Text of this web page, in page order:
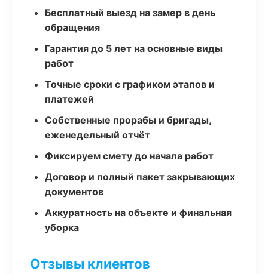
Бесплатный выезд на замер в день
обращения
Гарантия до 5 лет на основные виды
работ
Точные сроки с графиком этапов и
платежей
Собственные прорабы и бригады,
еженедельный отчёт
Фиксируем смету до начала работ
Договор и полный пакет закрывающих
документов
Аккуратность на объекте и финальная
уборка
Отзывы клиентов